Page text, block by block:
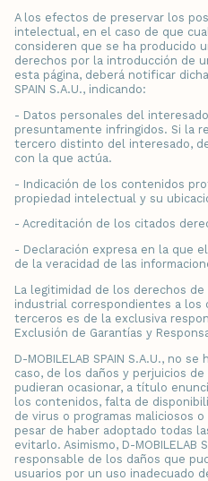
A los efectos de preservar los
intelectual, en el caso de que
consideren que se ha producido
derechos por la introducción de
esta página, deberá notificar
SPAIN S.A.U., indicando:
- Datos personales del
presuntamente infringidos. Si la
tercero distinto del interesado,
con la que actúa.
- Indicación de los contenidos
propiedad intelectual y su
- Acreditación de los citados
- Declaración expresa en la que
de la veracidad de las
La legitimidad de los derechos
industrial correspondientes a los
terceros es de la exclusiva
Exclusión de Garantías y
D-MOBILELAB SPAIN S.A.U., no
caso, de los daños y perjuicios
pudieran ocasionar, a título
los contenidos, falta de
de virus o programas maliciosos
pesar de haber adoptado todas
evitarlo. Asimismo, D-MOBILELAB
responsable de los daños que
usuarios por un uso inadecuado